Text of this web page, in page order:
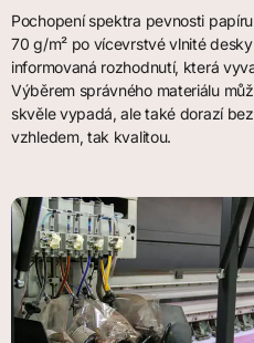
Pochopení spektra pevnosti
70 g/m² po vícevrstvé vlnité
informovaná rozhodnutí, která
Výběrem správného materiálu
skvěle vypadá, ale také dorazí
vzhledem, tak kvalitou.